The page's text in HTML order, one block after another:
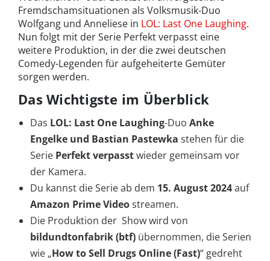
Fremdschamsituationen als Volksmusik-Duo
Wolfgang und Anneliese in LOL: Last One Laughing.
Nun folgt mit der Serie Perfekt verpasst eine
weitere Produktion, in der die zwei deutschen
Comedy-Legenden für aufgeheiterte Gemüter
sorgen werden.
Das Wichtigste im Überblick
Das LOL: Last One Laughing-Duo Anke
Engelke und Bastian Pastewka stehen für die
Serie Perfekt verpasstwieder gemeinsam vor
der Kamera.
Du kannst die Serie ab dem 15. August 2024auf
Amazon Prime Videostreamen.
Die Produktion der Show wird von
bildundtonfabrik (btf) übernommen, die Serien
wie „How to Sell Drugs Online (Fast)“ gedreht